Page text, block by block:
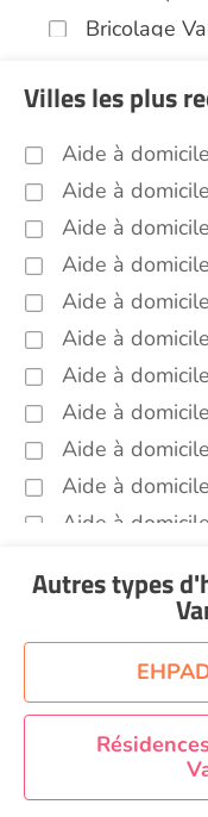
Bricolage
Infirmiers
Jardinage
Aide aux
Entretien du
(56000)
Portage de
Sorties
médicaux...)
Promenade
(56000)
Autres
Voir toutes les
Villes les plus
Aide à
Aide à
Aide à
Aide à
Aide à
Aide à
Aide à
Aide à
Aide à
Aide à
Aide à
Aide à
Aide à
Aide à
Aide à
Aide à
Autres types